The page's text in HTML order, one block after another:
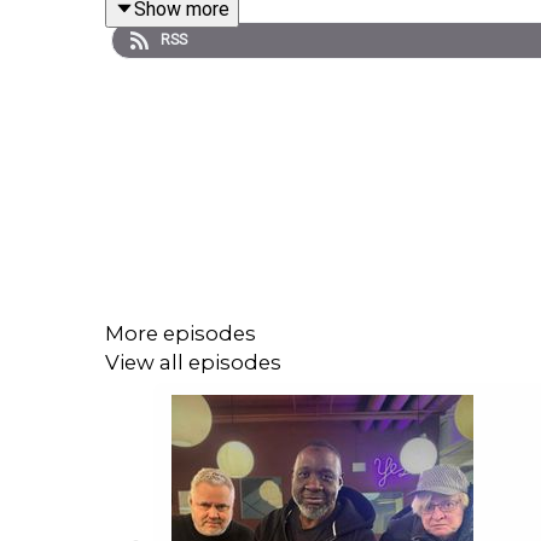
Show more
RSS
More episodes
View all episodes